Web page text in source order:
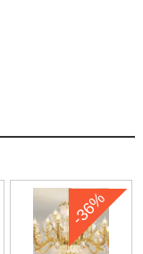
-36%